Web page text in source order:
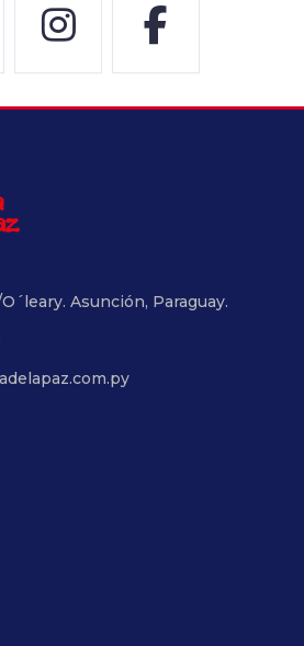
Asunción, Paraguay.